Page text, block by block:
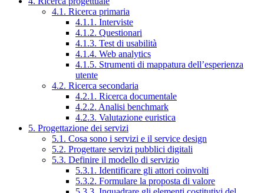
4.1. Ricerca primaria
4.1.1. Interviste
4.1.2. Questionari
4.1.3. Test di usabilità
4.1.4. Web analytics
4.1.5. Strumenti di mappatura dell’esperienza
utente
4.2. Ricerca secondaria
4.2.1. Ricerca documentale
4.2.2. Analisi benchmark
4.2.3. Valutazione euristica
5. Progettazione dei servizi
5.1. Cosa sono i servizi e il service design
5.2. Progettare servizi pubblici digitali
5.3. Definire il modello di servizio
5.3.1. Identificare gli attori coinvolti
5.3.2. Formulare la proposta di valore